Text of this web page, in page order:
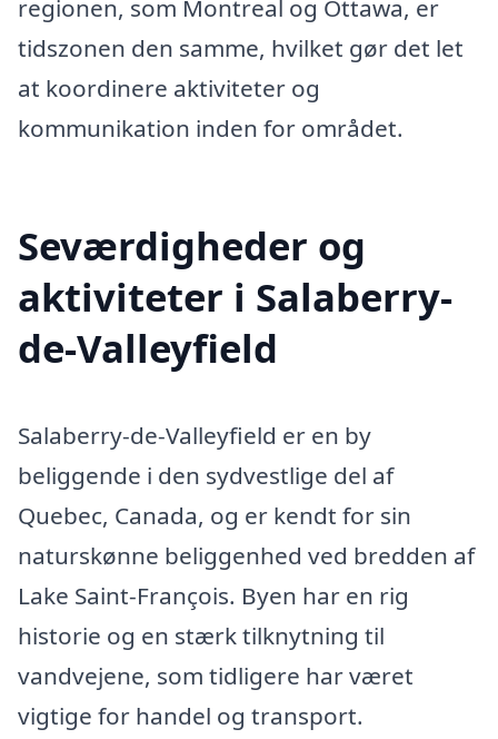
regionen, som Montreal og Ottawa, er
tidszonen den samme, hvilket gør det let
at koordinere aktiviteter og
kommunikation inden for området.
Seværdigheder og
aktiviteter i Salaberry-
de-Valleyfield
Salaberry-de-Valleyfield er en by
beliggende i den sydvestlige del af
Quebec, Canada, og er kendt for sin
naturskønne beliggenhed ved bredden af
Lake Saint-François. Byen har en rig
historie og en stærk tilknytning til
vandvejene, som tidligere har været
vigtige for handel og transport.